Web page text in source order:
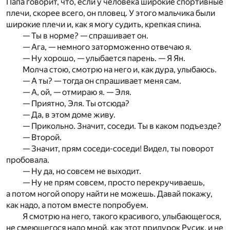
плечи, скорее всего, он пловец. У этого мальчика были
широкие плечи и, как я могу судить, крепкая спина.
— Ты в норме? — спрашивает он.
— Ага, — немного заторможенно отвечаю я.
— Ну хорошо, — улыбается парень. — Я Ян.
Молча стою, смотрю на него и, как дура, улыбаюсь.
— А ты? — тогда он спрашивает меня сам.
— А, ой, — отмираю я. — Эля.
— Приятно, Эля. Ты отсюда?
— Да, в этом доме живу.
— Прикольно. Значит, соседи. Ты в каком подъезде?
— Второй.
— Значит, прям соседи-соседи! Видел, ты поворот
пробовала.
— Ну да, но совсем не выходит.
— Ну не прям совсем, просто перекручиваешь,
а потом ногой опору найти не можешь. Давай покажу,
как надо, а потом вместе попробуем.
Я смотрю на него, такого красивого, улыбающегося,
не смеющегося надо мной, как этот придурок Русик, и не